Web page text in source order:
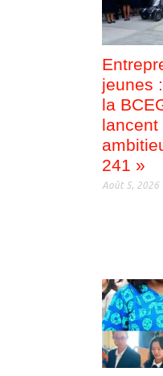
jeunes
la
lancent
241 »
Août 5, 2026